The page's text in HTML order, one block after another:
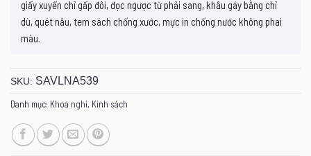
giấy xuyến chỉ gấp đôi, đọc ngược từ phải sang, khâu gáy bằng chỉ
dù, quét nâu, tem sách chống xước, mực in chống nước không phai
màu.
SKU: SAVLNA539
Danh mục: Khoa nghi, Kinh sách